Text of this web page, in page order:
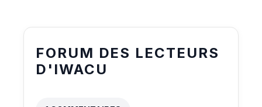
FORUM DES LECTEURS
D'IWACU